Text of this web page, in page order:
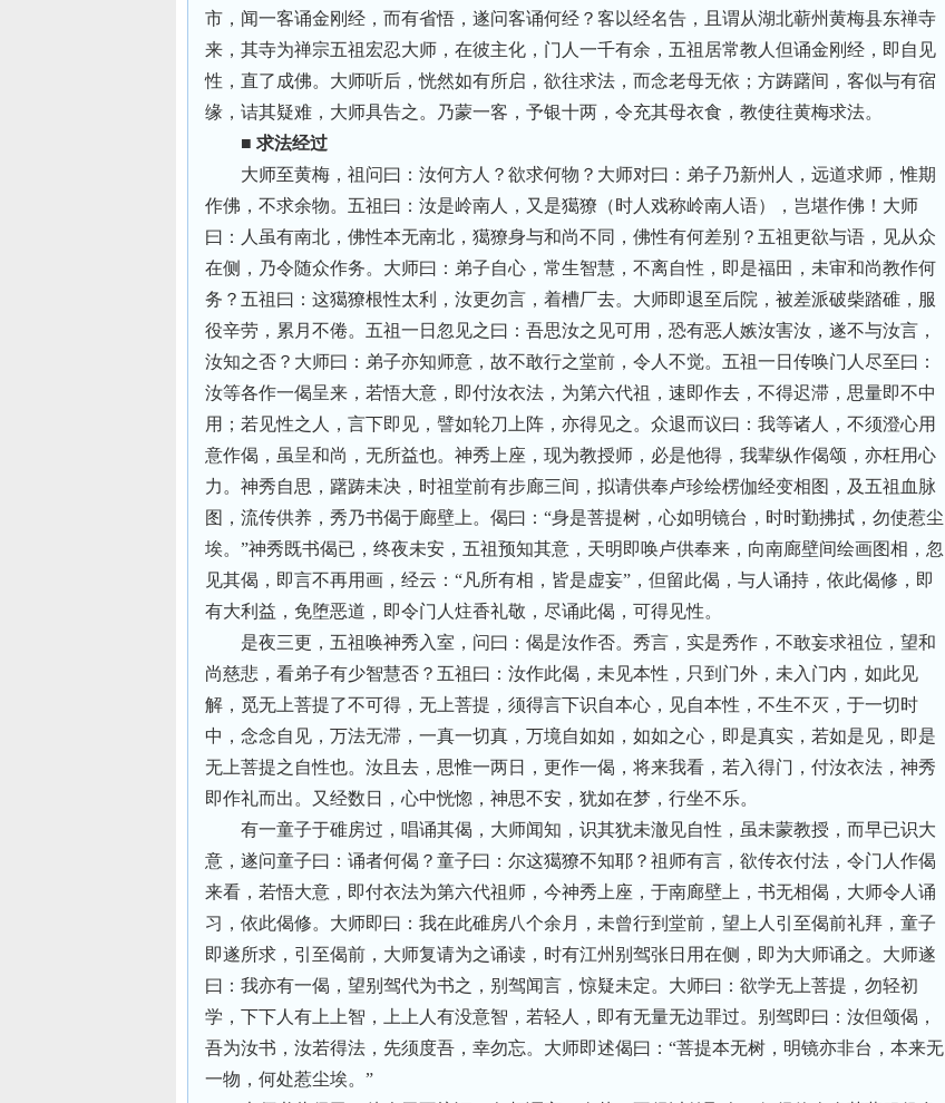
市，闻一客诵金刚经，而有省悟，遂问客诵何经？客以经名告，且谓从湖北蕲州黄梅县东禅寺
来，其寺为禅宗五祖宏忍大师，在彼主化，门人一千有余，五祖居常教人但诵金刚经，即自见
性，直了成佛。大师听后，恍然如有所启，欲往求法，而念老母无依；方踌躇间，客似与有宿
缘，诘其疑难，大师具告之。乃蒙一客，予银十两，令充其母衣食，教使往黄梅求法。
■ 求法经过
大师至黄梅，祖问曰：汝何方人？欲求何物？大师对曰：弟子乃新州人，远道求师，惟期
作佛，不求余物。五祖曰：汝是岭南人，又是獦獠（时人戏称岭南人语），岂堪作佛！大师
曰：人虽有南北，佛性本无南北，獦獠身与和尚不同，佛性有何差别？五祖更欲与语，见从众
在侧，乃令随众作务。大师曰：弟子自心，常生智慧，不离自性，即是福田，未审和尚教作何
务？五祖曰：这獦獠根性太利，汝更勿言，着槽厂去。大师即退至后院，被差派破柴踏碓，服
役辛劳，累月不倦。五祖一日忽见之曰：吾思汝之见可用，恐有恶人嫉汝害汝，遂不与汝言，
汝知之否？大师曰：弟子亦知师意，故不敢行之堂前，令人不觉。五祖一日传唤门人尽至曰：
汝等各作一偈呈来，若悟大意，即付汝衣法，为第六代祖，速即作去，不得迟滞，思量即不中
用；若见性之人，言下即见，譬如轮刀上阵，亦得见之。众退而议曰：我等诸人，不须澄心用
意作偈，虽呈和尚，无所益也。神秀上座，现为教授师，必是他得，我辈纵作偈颂，亦枉用心
力。神秀自思，躇踌未决，时祖堂前有步廊三间，拟请供奉卢珍绘楞伽经变相图，及五祖血脉
图，流传供养，秀乃书偈于廊壁上。偈曰：“身是菩提树，心如明镜台，时时勤拂拭，勿使惹尘
埃。”神秀既书偈已，终夜未安，五祖预知其意，天明即唤卢供奉来，向南廊壁间绘画图相，忽
见其偈，即言不再用画，经云：“凡所有相，皆是虚妄”，但留此偈，与人诵持，依此偈修，即
有大利益，免堕恶道，即令门人炷香礼敬，尽诵此偈，可得见性。
是夜三更，五祖唤神秀入室，问曰：偈是汝作否。秀言，实是秀作，不敢妄求祖位，望和
尚慈悲，看弟子有少智慧否？五祖曰：汝作此偈，未见本性，只到门外，未入门内，如此见
解，觅无上菩提了不可得，无上菩提，须得言下识自本心，见自本性，不生不灭，于一切时
中，念念自见，万法无滞，一真一切真，万境自如如，如如之心，即是真实，若如是见，即是
无上菩提之自性也。汝且去，思惟一两日，更作一偈，将来我看，若入得门，付汝衣法，神秀
即作礼而出。又经数日，心中恍惚，神思不安，犹如在梦，行坐不乐。
有一童子于碓房过，唱诵其偈，大师闻知，识其犹未澈见自性，虽未蒙教授，而早已识大
意，遂问童子曰：诵者何偈？童子曰：尔这獦獠不知耶？祖师有言，欲传衣付法，令门人作偈
来看，若悟大意，即付衣法为第六代祖师，今神秀上座，于南廊壁上，书无相偈，大师令人诵
习，依此偈修。大师即曰：我在此碓房八个余月，未曾行到堂前，望上人引至偈前礼拜，童子
即遂所求，引至偈前，大师复请为之诵读，时有江州别驾张日用在侧，即为大师诵之。大师遂
曰：我亦有一偈，望别驾代为书之，别驾闻言，惊疑未定。大师曰：欲学无上菩提，勿轻初
学，下下人有上上智，上上人有没意智，若轻人，即有无量无边罪过。别驾即曰：汝但颂偈，
吾为汝书，汝若得法，先须度吾，幸勿忘。大师即述偈曰：“菩提本无树，明镜亦非台，本来无
一物，何处惹尘埃。”